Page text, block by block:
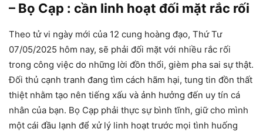
– Bọ Cạp : cần linh hoạt đối mặt rắc rối
Theo tử vi ngày mới của 12 cung hoàng đạo, Thứ Tư
07/05/2025 hôm nay, sẽ phải đối mặt với nhiều rắc rối
trong công việc do những lời đồn thổi, gièm pha sai sự thật.
Đối thủ cạnh tranh đang tìm cách hãm hại, tung tin đồn thất
thiệt nhằm tạo nên tiếng xấu và ảnh hưởng đến uy tín cá
nhân của bạn. Bọ Cạp phải thực sự bình tĩnh, giữ cho mình
một cái đầu lạnh để xử lý linh hoạt trước mọi tình huống